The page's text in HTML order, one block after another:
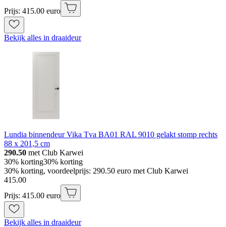
Prijs: 415.00 euro
Bekijk alles in draaideur
Lundia binnendeur Vika Tva BA01 RAL 9010 gelakt stomp rechts
88 x 201,5 cm
290.50 met Club Karwei
30% korting30% korting
30% korting, voordeelprijs: 290.50 euro met Club Karwei
415.00
Prijs: 415.00 euro
Bekijk alles in draaideur